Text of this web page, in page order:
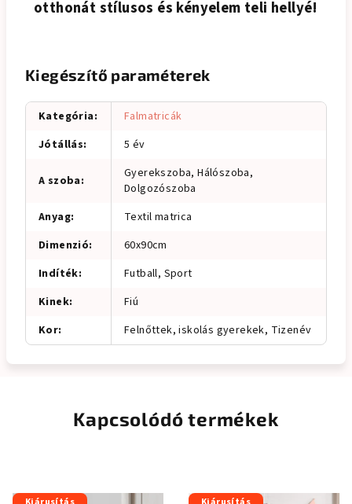
otthonát stílusos és kényelem teli hellyé!
Kiegészítő paraméterek
Kategória:
Falmatricák
Jótállás: 5 év
A szoba:
Gyerekszoba, Hálószoba,
Dolgozószoba
Anyag:
Textil matrica
Dimenzió:
60x90cm
Indíték:
Futball, Sport
Kinek:
Fiú
Kor: Felnőttek, iskolás gyerekek, Tizenév
Kapcsolódó termékek